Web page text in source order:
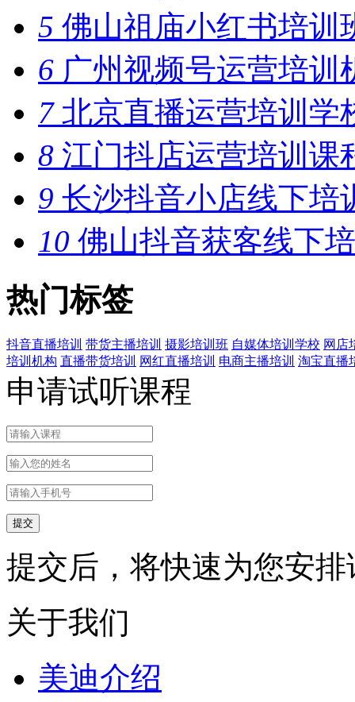
5 佛山祖庙小红书培训
6 广州视频号运营培训
7北京直播运营培训学
8 江门抖店运营培训课
9 长沙抖音小店线下培
10 佛山抖音获客线下
热门标签
抖音直播培训 带货主播培训 摄影培训班 自媒体培训学校 网店
培训机构 直播带货培训 网红直播培训 电商主播培训 淘宝直播
申请试听课程
提交后，将快速为您安
关于我们
美迪介绍